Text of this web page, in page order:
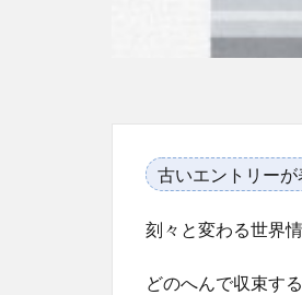
古いエントリーが
刻々と変わる世界
どのへんで収束す